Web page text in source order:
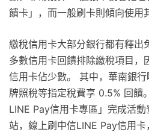
饋卡」，而一般刷卡則傾向使用
繳稅信用卡大部分銀行都有釋出
多數信用卡回饋排除繳稅項目，
信用卡佔少數。 其中，華南銀行
牌照稅等指定稅費享 0.5% 回饋
LINE Pay信用卡專區」完成活
站，線上刷中信LINE Pay信用